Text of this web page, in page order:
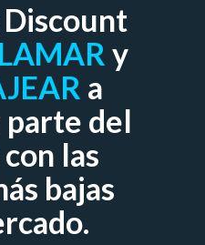
y
a
del
las
bajas